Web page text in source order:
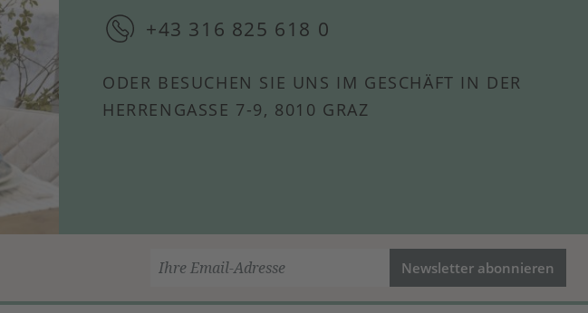
+43 316 825 618 0
ODER BESUCHEN SIE UNS IM GESCHÄFT IN DER
HERRENGASSE 7-9, 8010 GRAZ
Newsletter abonnieren